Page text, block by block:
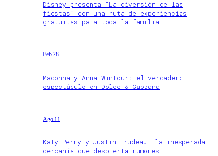
Disney presenta “La diversión de las
fiestas” con una ruta de experiencias
gratuitas para toda la familia
Feb 28
Madonna y Anna Wintour: el verdadero
espectáculo en Dolce & Gabbana
Ago 11
Katy Perry y Justin Trudeau: la inesperada
cercanía que despierta rumores